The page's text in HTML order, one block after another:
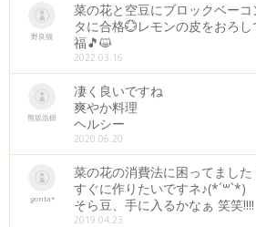
野良猫
菜の花と空豆にブロックベー
タに合格💮レモンの皮をおろ
福🎵😺
2022.03.16
熊坂浩樹
凄く良いですね
爽やか料理
ヘルシー
2020.06.20
gonta*
菜の花の消費法に困ってました
すぐに作りたいですネ♪(*´꒳`*)
そら豆、手に入るかなぁ 笑笑‼︎‼︎
2019.04.23